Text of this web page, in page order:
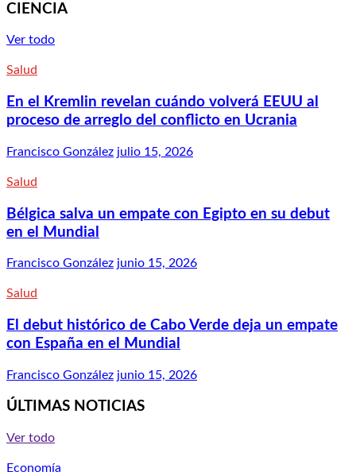
CIENCIA
Ver todo
Salud
En el Kremlin revelan cuándo volverá EEUU al
proceso de arreglo del conflicto en Ucrania
Francisco González julio 15, 2026
Salud
Bélgica salva un empate con Egipto en su debut
en el Mundial
Francisco González junio 15, 2026
Salud
El debut histórico de Cabo Verde deja un empate
con España en el Mundial
Francisco González junio 15, 2026
ÚLTIMAS NOTICIAS
Ver todo
Economía